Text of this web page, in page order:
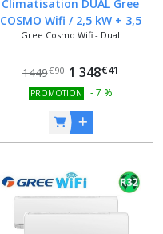
Climatisation DUAL Gree
COSMO Wifi / 2,5 kW + 3,5
kW / 9000 BTU + 12000 BTU
Google Home
Gree Cosmo Wifi - Dual
1449€90 1 348€41
PROMOTION - 7 %